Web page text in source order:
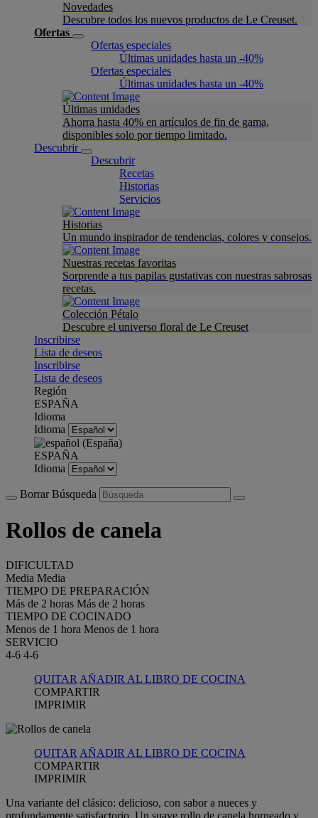
Novedades
Descubre todos los nuevos productos de Le Creuset.
Ofertas
Ofertas especiales
Últimas unidades hasta un -40%
Ofertas especiales
Últimas unidades hasta un -40%
Últimas unidades
Ahorra hasta 40% en artículos de fin de gama,
disponibles solo por tiempo limitado.
Descubrir
Descubrir
Recetas
Historias
Servicios
Historias
Un mundo inspirador de tendencias, colores y consejos.
Nuestras recetas favoritas
Sorprende a tus papilas gustativas con nuestras sabrosas
recetas.
Colección Pétalo
Descubre el universo floral de Le Creuset
Inscribirse
Lista de deseos
Inscribirse
Lista de deseos
Región
ESPAÑA
Idioma
Idioma
ESPAÑA
Idioma
Borrar Búsqueda
Rollos de canela
DIFICULTAD
Media Media
TIEMPO DE PREPARACIÓN
Más de 2 horas Más de 2 horas
TIEMPO DE COCINADO
Menos de 1 hora Menos de 1 hora
SERVICIO
4-6 4-6
QUITAR AÑADIR AL LIBRO DE COCINA
COMPARTIR
IMPRIMIR
QUITAR AÑADIR AL LIBRO DE COCINA
COMPARTIR
IMPRIMIR
Una variante del clásico: delicioso, con sabor a nueces y
profundamente satisfactorio. Un suave rollo de canela horneado y